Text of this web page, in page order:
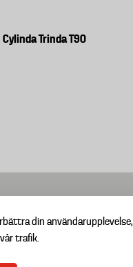
din användarupplevelse,
trafik.
Cylinda Trinda T90